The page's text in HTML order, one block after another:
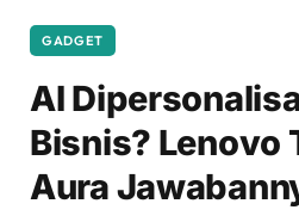
GADGET
AI
Bisnis? Lenovo
Aura